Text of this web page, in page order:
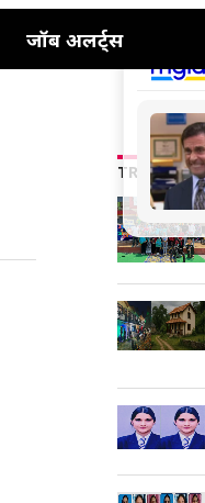
जॉब अलर्ट्स
TRENDING